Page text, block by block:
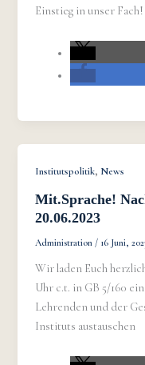
Einstieg in unser Fach!
Institutspolitik, News
Mit.Sprache!
20.06.2023
Administration / 16 Juni,
Wir laden Euch
Uhr c.t. in GB 5/160
Lehrenden und der
Instituts austauschen